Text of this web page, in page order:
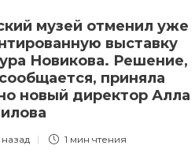
музей отменил уже
выставку
Новикова. Решение,
приняла
новый директор Алла
1 мин чтения